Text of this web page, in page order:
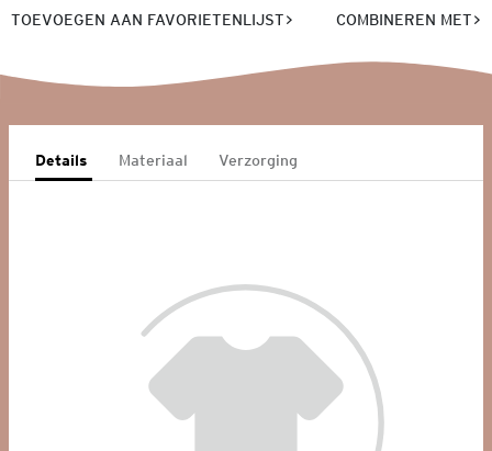
TOEVOEGEN AAN FAVORIETENLIJST COMBINEREN MET
Details Materiaal Verzorging